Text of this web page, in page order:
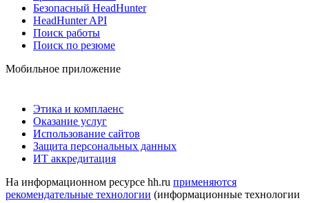
Безопасный HeadHunter
HeadHunter API
Поиск работы
Поиск по резюме
Мобильное приложение
Этика и комплаенс
Оказание услуг
Использование сайтов
Защита персональных данных
ИТ аккредитация
На информационном ресурсе hh.ru применяются
рекомендательные технологии (информационные технологии